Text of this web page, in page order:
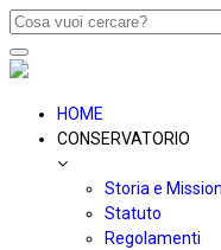
Toggle
navigation
HOME
CONSERVATORIO
Storia e Mission
Statuto
Regolamenti